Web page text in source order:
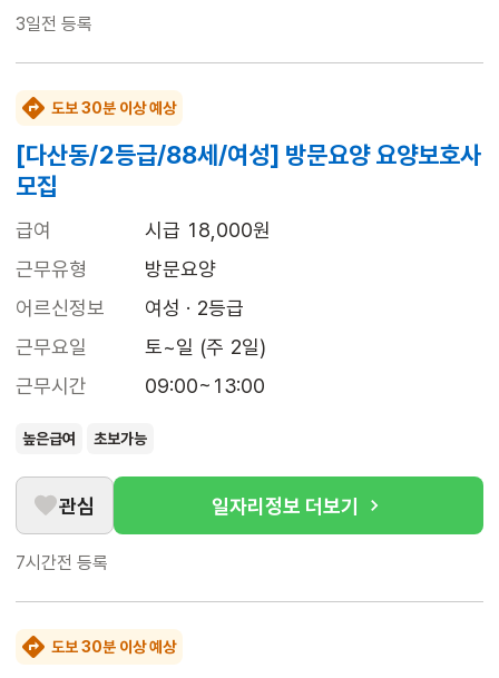
3일전 등록
도보 30분 이상 예상
[다산동/2등급/88세/여성] 방문요양 요양보호사
모집
급여
시급 18,000원
근무유형
방문요양
어르신정보
여성 · 2등급
근무요일
토~일 (주 2일)
근무시간
09:00~13:00
높은급여 초보가능
관심 일자리정보 더보기
7시간전 등록
도보 30분 이상 예상